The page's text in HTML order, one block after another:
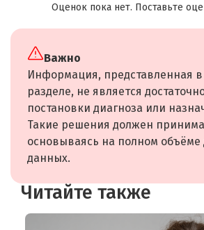
Оценок пока нет. Поставьте
Важно
Информация, представленная
разделе, не является
постановки диагноза или
Такие решения должен
основываясь на полном объёме
данных.
Читайте также